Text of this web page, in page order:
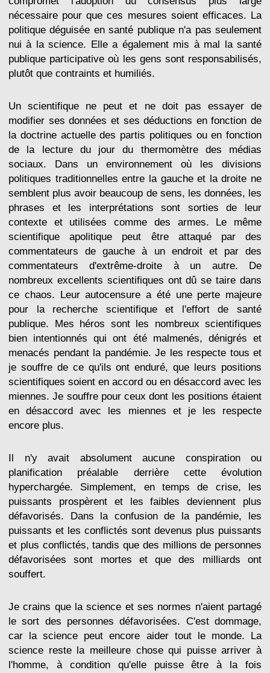
nécessaire pour que ces mesures soient efficaces. La
politique déguisée en santé publique n'a pas seulement
nui à la science. Elle a également mis à mal la santé
publique participative où les gens sont responsabilisés,
plutôt que contraints et humiliés.
Un scientifique ne peut et ne doit pas essayer de
modifier ses données et ses déductions en fonction de
la doctrine actuelle des partis politiques ou en fonction
de la lecture du jour du thermomètre des médias
sociaux. Dans un environnement où les divisions
politiques traditionnelles entre la gauche et la droite ne
semblent plus avoir beaucoup de sens, les données, les
phrases et les interprétations sont sorties de leur
contexte et utilisées comme des armes. Le même
scientifique apolitique peut être attaqué par des
commentateurs de gauche à un endroit et par des
commentateurs d'extrême-droite à un autre. De
nombreux excellents scientifiques ont dû se taire dans
ce chaos. Leur autocensure a été une perte majeure
pour la recherche scientifique et l'effort de santé
publique. Mes héros sont les nombreux scientifiques
bien intentionnés qui ont été malmenés, dénigrés et
menacés pendant la pandémie. Je les respecte tous et
je souffre de ce qu'ils ont enduré, que leurs positions
scientifiques soient en accord ou en désaccord avec les
miennes. Je souffre pour ceux dont les positions étaient
en désaccord avec les miennes et je les respecte
encore plus.
Il n'y avait absolument aucune conspiration ou
planification préalable derrière cette évolution
hyperchargée. Simplement, en temps de crise, les
puissants prospèrent et les faibles deviennent plus
défavorisés. Dans la confusion de la pandémie, les
puissants et les conflictés sont devenus plus puissants
et plus conflictés, tandis que des millions de personnes
défavorisées sont mortes et que des milliards ont
souffert.
Je crains que la science et ses normes n'aient partagé
le sort des personnes défavorisées. C'est dommage,
car la science peut encore aider tout le monde. La
science reste la meilleure chose qui puisse arriver à
l'homme, à condition qu'elle puisse être à la fois